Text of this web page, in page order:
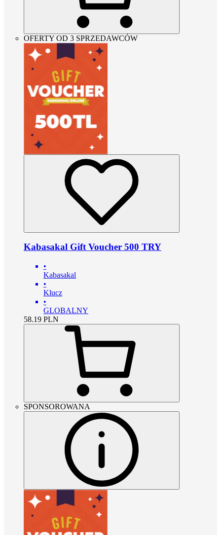
OFERTY OD 3 SPRZEDAWCÓW
Kabasakal Gift Voucher 500 TRY
•
Kabasakal
•
Klucz
•
GLOBALNY
58.19 PLN
SPONSOROWANA